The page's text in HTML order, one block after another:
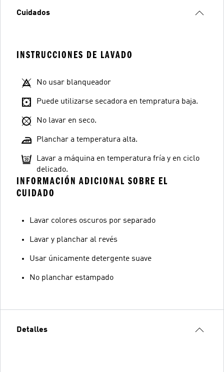
Cuidados
INSTRUCCIONES DE LAVADO
No usar blanqueador
Puede utilizarse secadora en tempratura baja.
No lavar en seco.
Planchar a temperatura alta.
Lavar a máquina en temperatura fría y en ciclo
delicado.
INFORMACIÓN ADICIONAL SOBRE EL
CUIDADO
Lavar colores oscuros por separado
Lavar y planchar al revés
Usar únicamente detergente suave
No planchar estampado
Detalles